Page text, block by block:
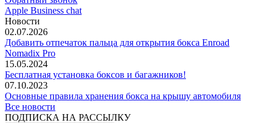
Apple Business chat
Новости
02.07.2026
Добавить отпечаток пальца для открытия бокса Enroad
Nomadix Pro
15.05.2024
Бесплатная установка боксов и багажников!
07.10.2023
Основные правила хранения бокса на крышу автомобиля
Все новости
ПОДПИСКА НА РАССЫЛКУ